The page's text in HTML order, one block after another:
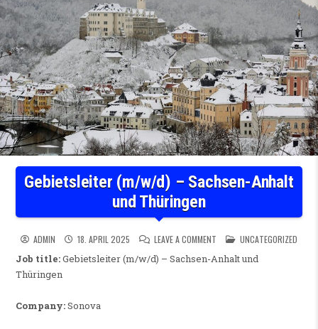
Gebietsleiter (m/w/d) – Sachsen-Anhalt
und Thüringen
ADMIN 18. APRIL 2025 LEAVE A COMMENT ON GEBIETSLEITER (M/W/D)
POSTED IN
UNCATEGORIZED
Job title:Gebietsleiter (m/w/d) – Sachsen-Anhalt und
Thüringen
Company:Sonova